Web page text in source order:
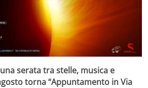
serata tra stelle, musica e
torna “Appuntamento in Via